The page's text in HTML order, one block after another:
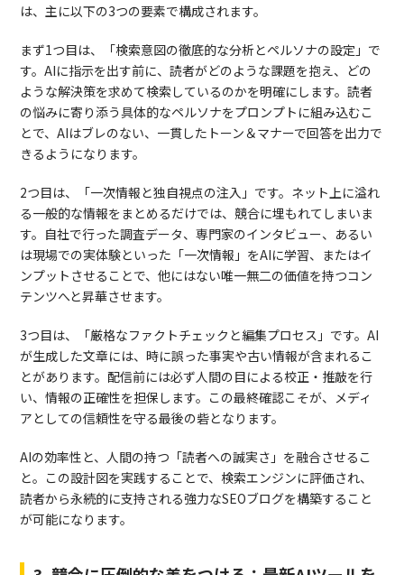
は、主に以下の3つの要素で構成されます。
まず1つ目は、「検索意図の徹底的な分析とペルソナの設定」で
す。AIに指示を出す前に、読者がどのような課題を抱え、どの
ような解決策を求めて検索しているのかを明確にします。読者
の悩みに寄り添う具体的なペルソナをプロンプトに組み込むこ
とで、AIはブレのない、一貫したトーン＆マナーで回答を出力で
きるようになります。
2つ目は、「一次情報と独自視点の注入」です。ネット上に溢れ
る一般的な情報をまとめるだけでは、競合に埋もれてしまいま
す。自社で行った調査データ、専門家のインタビュー、あるい
は現場での実体験といった「一次情報」をAIに学習、またはイ
ンプットさせることで、他にはない唯一無二の価値を持つコン
テンツへと昇華させます。
3つ目は、「厳格なファクトチェックと編集プロセス」です。AI
が生成した文章には、時に誤った事実や古い情報が含まれるこ
とがあります。配信前には必ず人間の目による校正・推敲を行
い、情報の正確性を担保します。この最終確認こそが、メディ
アとしての信頼性を守る最後の砦となります。
AIの効率性と、人間の持つ「読者への誠実さ」を融合させるこ
と。この設計図を実践することで、検索エンジンに評価され、
読者から永続的に支持される強力なSEOブログを構築すること
が可能になります。